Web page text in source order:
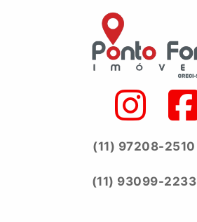
(11) 97208-2510
(11) 93099-2233